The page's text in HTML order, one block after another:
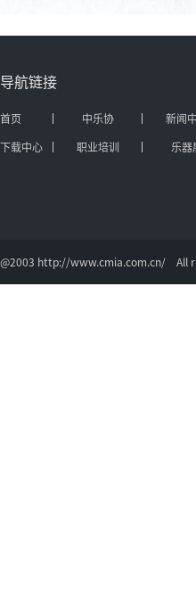
导航链接
首页 中乐协 新闻
下载中心
职业培训 乐器
@2003 http://www.cmia.com.cn/